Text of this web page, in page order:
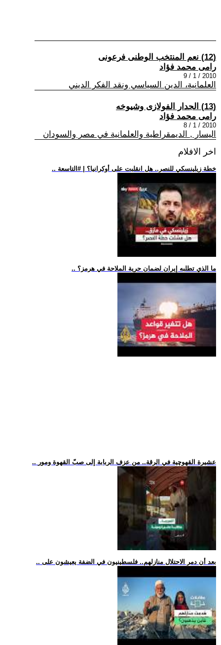
(12) نعم المنتخب الوطنى فرعونى
رامى محمد فؤاد
2010 / 1 / 9
العلمانية، الدين السياسي ونقد الفكر الديني
(13) الجدار الفولازى وشيوخه
رامى محمد فؤاد
2010 / 1 / 8
اليسار , الديمقراطية والعلمانية في مصر والسودان
اخر الافلام
.. خطة زيلينسكي للنصر.. هل انقلبت على أوكرانيا؟ | #التاسعة
.. ما الذي تطلبه إيران لضمان حرية الملاحة في هرمز؟
.. عشيرة القهوچية في الرقة.. من عزف الربابة إلى صبّ القهوة ومور
.. بعد أن دمر الاحتلال منازلهم.. فلسطينيون في الضفة يعيشون على